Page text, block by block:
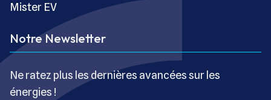
Mister EV
Notre Newsletter
Ne ratez plus les dernières avancées sur les
énergies !